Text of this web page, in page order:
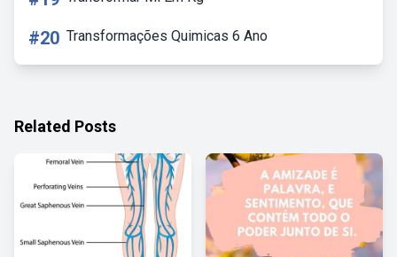
#20 Transformações Quimicas 6 Ano
Related Posts